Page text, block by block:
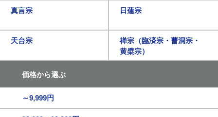
真言宗 日蓮宗
天台宗
禅宗（臨済宗・曹洞宗・
黄檗宗）
価格から選ぶ
～9,999円